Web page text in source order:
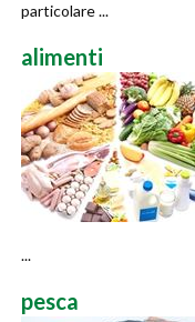
particolare ...
alimenti
...
pesca